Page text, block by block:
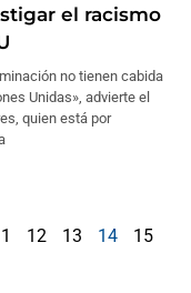
el racismo
no tienen cabida
Unidas», advierte el
quien está por
12 13 14 15